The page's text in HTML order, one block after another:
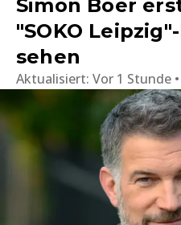
Simon Böer
"SOKO
sehen
Aktualisiert: Vor 1 Stunde